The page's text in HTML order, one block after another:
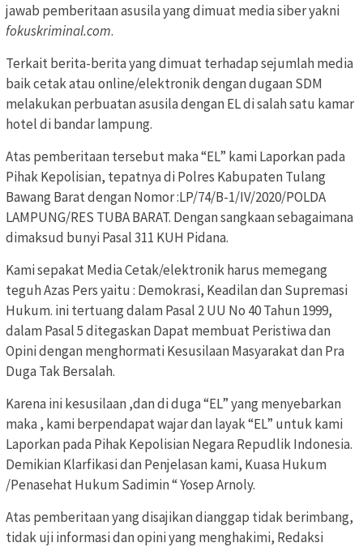
jawab pemberitaan asusila yang dimuat media siber yakni
fokuskriminal.com.
Terkait berita-berita yang dimuat terhadap sejumlah media
baik cetak atau online/elektronik dengan dugaan SDM
melakukan perbuatan asusila dengan EL di salah satu kamar
hotel di bandar lampung.
Atas pemberitaan tersebut maka “EL” kami Laporkan pada
Pihak Kepolisian, tepatnya di Polres Kabupaten Tulang
Bawang Barat dengan Nomor :LP/74/B-1/IV/2020/POLDA
LAMPUNG/RES TUBA BARAT. Dengan sangkaan sebagaimana
dimaksud bunyi Pasal 311 KUH Pidana.
Kami sepakat Media Cetak/elektronik harus memegang
teguh Azas Pers yaitu : Demokrasi, Keadilan dan Supremasi
Hukum. ini tertuang dalam Pasal 2 UU No 40 Tahun 1999,
dalam Pasal 5 ditegaskan Dapat membuat Peristiwa dan
Opini dengan menghormati Kesusilaan Masyarakat dan Pra
Duga Tak Bersalah.
Karena ini kesusilaan ,dan di duga “EL” yang menyebarkan
maka , kami berpendapat wajar dan layak “EL” untuk kami
Laporkan pada Pihak Kepolisian Negara Repudlik Indonesia.
Demikian Klarfikasi dan Penjelasan kami, Kuasa Hukum
/Penasehat Hukum Sadimin “ Yosep Arnoly.
Atas pemberitaan yang disajikan dianggap tidak berimbang,
tidak uji informasi dan opini yang menghakimi, Redaksi